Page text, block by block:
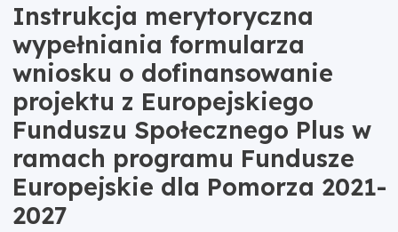
Instrukcja merytoryczna
wypełniania formularza
wniosku o dofinansowanie
projektu z Europejskiego
Funduszu Społecznego Plus w
ramach programu Fundusze
Europejskie dla Pomorza 2021-
2027